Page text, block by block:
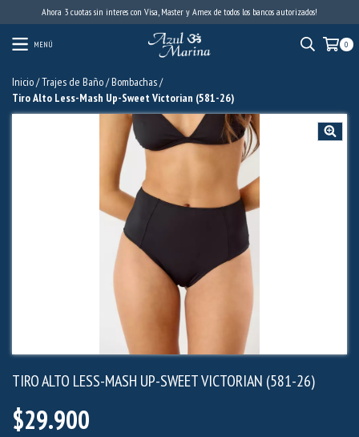
Ahora 3 cuotas sin interes con Visa, Master y Amex de todos los bancos autorizados!
MENÚ 0
Inicio/Trajes de Baño/Bombachas/
Tiro Alto Less-Mash Up-Sweet Victorian (581-26)
TIRO ALTO LESS-MASH UP-SWEET VICTORIAN (581-26)
$29.900